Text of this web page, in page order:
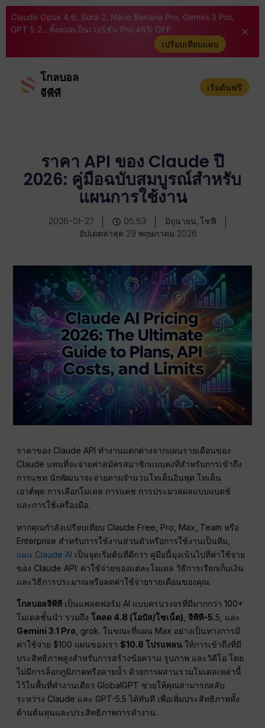
Claude Opus 4.6, Sora 2, Nano Banana Pro, Gemini 3 Pro,
GPT 5.2...ทั้งหมดเป็นเวอร์ชัน Pro 46% OFF
เปรียบเทียบแผน
โกลบอล
จีพีที
เริ่มต้นฟรี
ราคา API ของ Claude ปี
2026: คู่มือฉบับสมบูรณ์สำหรับ
แผนการใช้งาน
2026-01-27 05:53
มิถุนายน, โซฟี
อัปเดตล่าสุด 29 พฤษภาคม 2026
ราคาของ Claude API ทำงานแตกต่างจากแผนรายเดือนของ
Claude แทนที่จะจ่ายค่าสมัครสมาชิกแบบคงที่สำหรับการเข้าถึง
การแชท นักพัฒนาจะจ่ายตามจำนวนโทเค็นอินพุต โทเค็น
เอาต์พุต การเลือกโมเดล การแคช การประมวลผลแบบแบตช์
และการใช้เครื่องมือ.
หากคุณกำลังเปรียบเทียบ Claude Free, Pro, Max, Team หรือ
Enterprise สำหรับการใช้งานส่วนตัวหรือการใช้งานเป็นทีม,
แผน Claude AI เป็นจุดเริ่มต้นที่ดีกว่า คู่มือนี้มุ่งเน้นไปที่ค่าใช้จ่าย
ของ Claude API: ค่าใช้จ่ายของแต่ละโมเดล วิธีการเรียกเก็บเงิน
และวิธีการประมาณหรือลดค่าใช้จ่ายรายเดือนของคุณ.
โกลบอลจีพีที เป็นแพลตฟอร์ม AI แบบครบวงจรที่มีมากกว่า 100+
โมเดลชั้นนำ รวมถึงโคลด 4.8 (โอปัส/โซเน็ต) ,จีพีที-5.5, และ
Gemini 3.1 Pro , grok. ในขณะที่แผน Max อย่างเป็นทางการมี
ค่าใช้จ่าย $100 แผนของเรา$10.8 โปรแพลน ให้การเข้าถึงที่มี
ประสิทธิภาพสูงสำหรับการสร้างข้อความ รูปภาพ และวิดีโอ โดย
ไม่มีการล็อกภูมิภาคหรือลายน้ำ ด้วยการผสานรวมโมเดลเหล่านี้
ไว้ในพื้นที่ทำงานเดียว GlobalGPT ช่วยให้คุณสามารถสลับ
ระหว่าง Claude และ GPT-5.5 ได้ทันที เพื่อเพิ่มประสิทธิภาพทั้ง
ด้านต้นทุนและประสิทธิภาพการทำงาน.